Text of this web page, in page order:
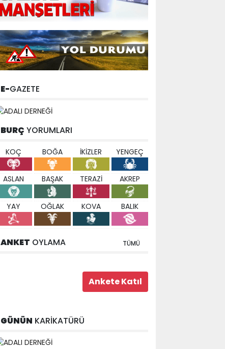
E-GAZETE
BURÇ YORUMLARI
KOÇ BOĞA İKİZLER YENGEÇ
ASLAN BAŞAK TERAZİ AKREP
YAY OĞLAK KOVA BALIK
ANKET OYLAMA TÜMÜ
GÜNÜN KARİKATÜRÜ